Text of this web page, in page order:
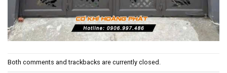
Both comments and trackbacks are currently closed.